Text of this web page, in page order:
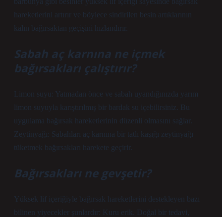
hareketlerini artırır ve böylece sindirilen besin artıklarının
kalın bağırsaktan geçişini hızlandırır.
Sabah aç karnına ne içmek
bağırsakları çalıştırır?
Limon suyu: Yatmadan önce ve sabah uyandığınızda yarım
limon suyuyla karıştırılmış bir bardak su içebilirsiniz. Bu
uygulama bağırsak hareketlerinin düzenli olmasını sağlar.
Zeytinyağı: Sabahları aç karnına bir tatlı kaşığı zeytinyağı
tüketmek bağırsakları harekete geçirir.
Bağırsakları ne gevşetir?
Yüksek lif içeriğiyle bağırsak hareketlerini destekleyen bazı
bilinen yiyecekler şunlardır: Kuru erik. Doğal bir tedavi,